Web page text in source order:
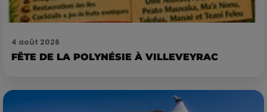
4 août 2026
FÊTE DE LA POLYNÉSIE À VILLEVEYRAC